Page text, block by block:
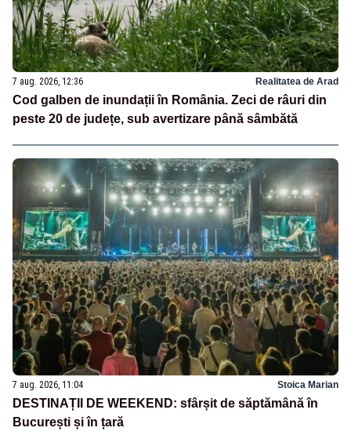
7 aug. 2026, 12:36 Realitatea de Arad
Cod galben de inundații în România. Zeci de râuri din
peste 20 de județe, sub avertizare până sâmbătă
7 aug. 2026, 11:04 Stoica Marian
DESTINAȚII DE WEEKEND: sfârșit de săptămână în
București și în țară